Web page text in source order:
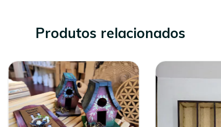
Produtos relacionados